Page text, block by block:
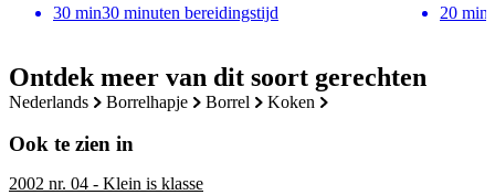
Ontdek meer van dit soort gerechten
nederlands borrelhapje borrel koken
Ook te zien in
2002 nr. 04 - Klein is klasse
30 min30 minuten bereidingstijd
20 min